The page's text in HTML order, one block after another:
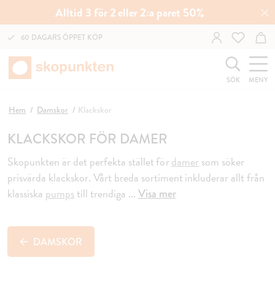
Alltid 3 för 2 eller 2:a paret 50%
60 DAGARS ÖPPET KÖP
SÖK MENY
Hem Damskor Klackskor
KLACKSKOR FÖR DAMER
Skopunkten är det perfekta stället fördamersom söker
prisvärda klackskor. Vårt breda sortiment inkluderarallt från
klassiska pumpstill trendiga ...Visa mer
DAMSKOR